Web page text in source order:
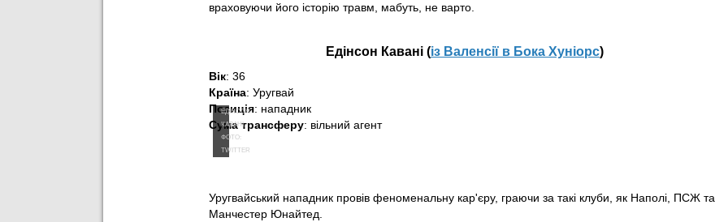
враховуючи його історію травм, мабуть, не варто.
Едінсон Кавані (із Валенсії в Бока Хуніорс)
Вік: 36
Країна: Уругвай
Позиція: нападник
Сума трансферу: вільний агент
ЕДІНСОН
КАВАНІ,
ФОТО:
TWITTER
Уругвайський нападник провів феноменальну кар'єру, граючи за такі клуби, як Наполі, ПСЖ та
Манчестер Юнайтед.